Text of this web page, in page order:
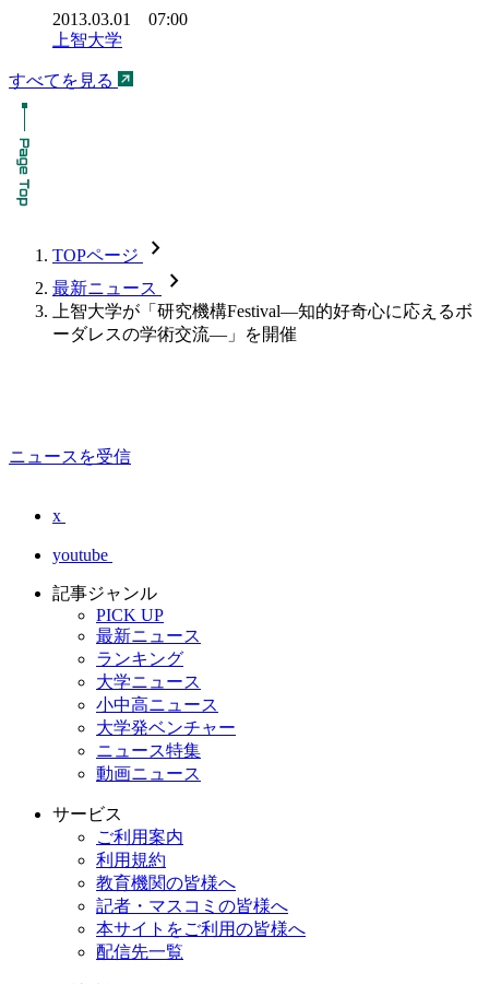
2013.03.01 07:00
上智大学
すべてを見る
TOPページ chevron_forward
最新ニュース chevron_forward
上智大学が「研究機構Festival―知的好奇心に応えるボ
ーダレスの学術交流―」を開催
ニュースを受信
x
youtube
記事ジャンル
PICK UP
最新ニュース
ランキング
大学ニュース
小中高ニュース
大学発ベンチャー
ニュース特集
動画ニュース
サービス
ご利用案内
利用規約
教育機関の皆様へ
記者・マスコミの皆様へ
本サイトをご利用の皆様へ
配信先一覧